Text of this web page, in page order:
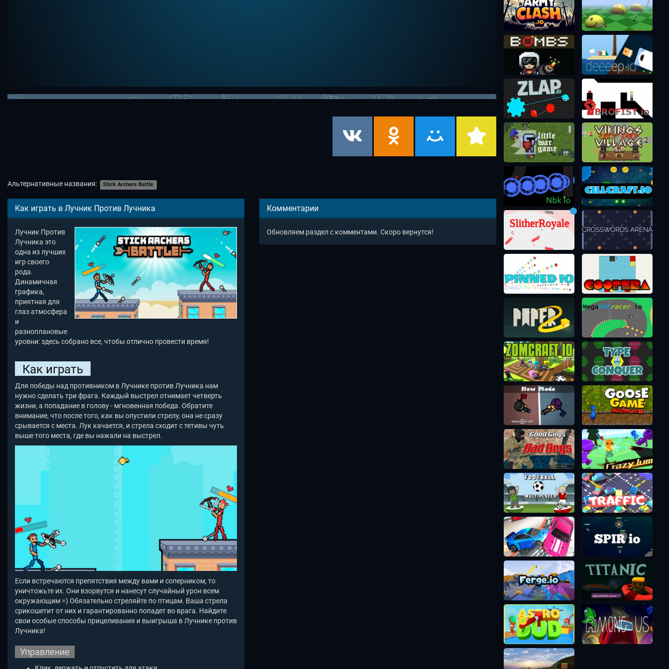
Альтернативные названия: Stick Archers Battle
Как играть в Лучник Против Лучника
Лучник Против
Лучника это
одна из лучших
игр своего
рода.
Динамичная
графика,
приятная для
глаз атмосфера
и
разноплановые
уровни: здесь собрано все, чтобы отлично провести время!
Как играть
Для победы над противником в Лучнике против Лучника нам
нужно сделать три фрага. Каждый выстрел отнимает четверть
жизни, а попадание в голову - мгновенная победа. Обратите
внимание, что после того, как вы опустили стрелу, она не сразу
срывается с места. Лук качается, и стрела сходит с тетивы чуть
выше того места, где вы нажали на выстрел.
Если встречаются препятствия между вами и соперником, то
уничтожьте их. Они взорвутся и нанесут случайный урон всем
окружающим =) Обязательно стреляйте по птицам. Ваша стрела
срикошетит от них и гарантированно попадет во врага. Найдите
свои особые способы прицеливания и выигрыша в Лучнике против
Лучника!
Управление
Комментарии
Обновляем раздел с комментами. Скоро вернутся!